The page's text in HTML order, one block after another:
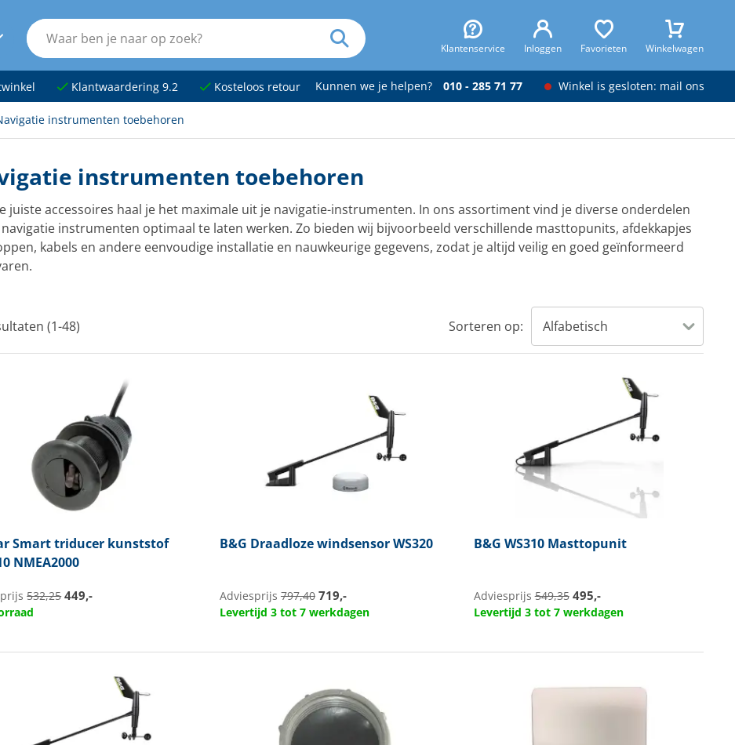
Klantenservice Inloggen Favorieten Winkelwagen
Klantwaardering 9.2 Kosteloos retour Kunnen we je helpen? 010 - 285 71 77 Winkel is gesloten: mail ons
instrumenten toebehoren
instrumenten toebehoren
juiste accessoires haal je het maximale uit je navigatie-instrumenten. In ons assortiment vind je diverse onderdelen
instrumenten optimaal te laten werken. Zo bieden wij bijvoorbeeld verschillende masttopunits, afdekkapjes
kabels en andere eenvoudige installatie en nauwkeurige gegevens, zodat je altijd veilig en goed geïnformeerd
(1-48) Sorteren op:
Smart triducer kunststof
NMEA2000
532,25 449,-
B&G Draadloze windsensor WS320
Adviesprijs 797,40 719,-
Levertijd 3 tot 7 werkdagen
B&G WS310 Masttopunit
Adviesprijs549,35 495,-
Levertijd 3 tot 7 werkdagen